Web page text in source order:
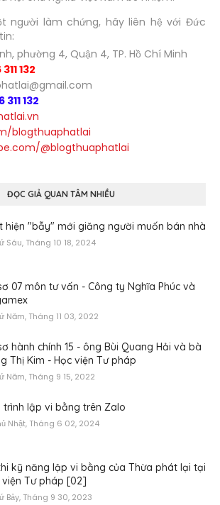
người làm chứng, hãy liên hệ với Đức
phường 4, Quận 4, TP. Hồ Chí Minh
132
311 132
blogthuaphatlai
@blogthuaphatlai
ĐỌC GIẢ QUAN TÂM NHIỀU
hiện "bẫy" mới giăng người muốn bán nhà
Sáu, Tháng 10 18, 2024
07 môn tư vấn - Công ty Nghĩa Phúc và
Năm, Tháng 11 03, 2022
hành chính 15 - ông Bùi Quang Hải và bà
Thị Kim - Học viện Tư pháp
Năm, Tháng 9 15, 2022
trình lập vi bằng trên Zalo
Nhật, Tháng 6 02, 2024
kỹ năng lập vi bằng của Thừa phát lại tại
viện Tư pháp [02]
Bảy, Tháng 9 30, 2023